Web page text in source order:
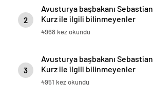
2
Avusturya başbakanı Sebastian
Kurz ile ilgili bilinmeyenler
4968 kez okundu
3
Avusturya başbakanı Sebastian
Kurz ile ilgili bilinmeyenler
4951 kez okundu